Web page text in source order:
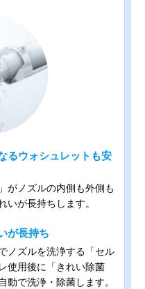
るウォシュレットも安
がノズルの内側も外側も
いが長持ちします。
が長持ち
ノズルを洗浄する「セル
使用後に「きれい除菌
動で洗浄・除菌します。